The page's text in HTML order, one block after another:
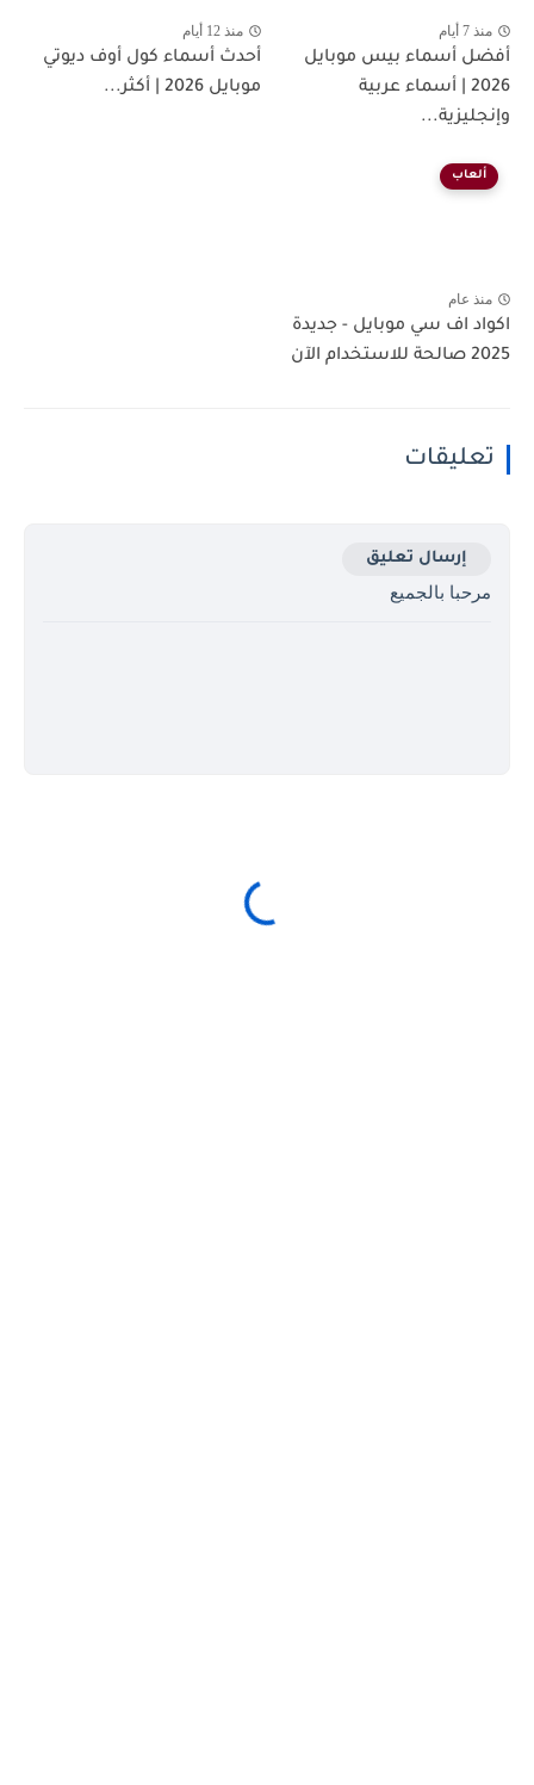
منذ 7 أيام
أفضل أسماء بيس موبايل
2026 | أسماء عربية
وإنجليزية...
منذ 12 أيام
أحدث أسماء كول أوف ديوتي
موبايل 2026 | أكثر...
ألعاب
منذ عام
اكواد اف سي موبايل - جديدة
2025 صالحة للاستخدام الآن
تعليقات
إرسال تعليق
مرحبا بالجميع